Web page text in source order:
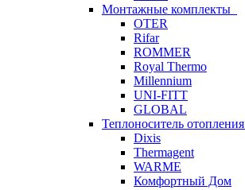
Монтажные комплекты
OTER
Rifar
ROMMER
Royal Thermo
Millennium
UNI-FITT
GLOBAL
Теплоноситель отопления
Dixis
Thermagent
WARME
Комфортный Дом